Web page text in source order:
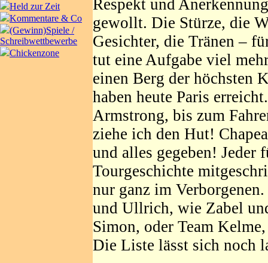
Held zur Zeit
Kommentare & Co
(Gewinn)Spiele /
Schreibwettbewerbe
Chickenzone
Respekt und
gewollt. Die Stürze, die
Gesichter, die Tränen –
tut eine Aufgabe viel
einen Berg der höchsten
haben heute Paris
Armstrong, bis zum
ziehe ich den Hut!
und alles gegeben! Jeder
Tourgeschichte
nur ganz im
und Ullrich, wie Zabel
Simon, oder Team
Die Liste lässt sich noch